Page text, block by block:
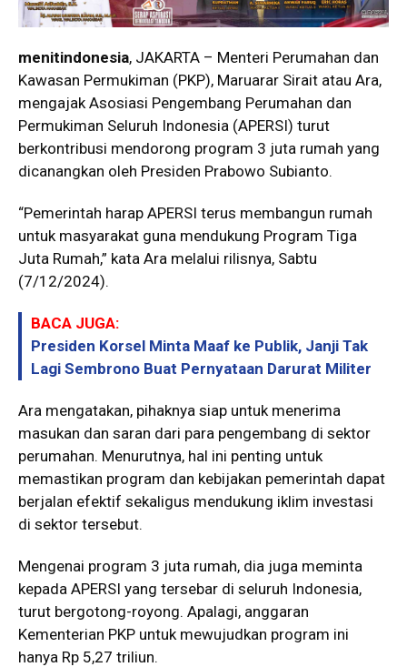
menitindonesia, JAKARTA – Menteri Perumahan dan
Kawasan Permukiman (PKP), Maruarar Sirait atau Ara,
mengajak Asosiasi Pengembang Perumahan dan
Permukiman Seluruh Indonesia (APERSI) turut
berkontribusi mendorong program 3 juta rumah yang
dicanangkan oleh Presiden Prabowo Subianto.
“Pemerintah harap APERSI terus membangun rumah
untuk masyarakat guna mendukung Program Tiga
Juta Rumah,” kata Ara melalui rilisnya, Sabtu
(7/12/2024).
BACA JUGA:
Presiden Korsel Minta Maaf ke Publik, Janji Tak
Lagi Sembrono Buat Pernyataan Darurat Militer
Ara mengatakan, pihaknya siap untuk menerima
masukan dan saran dari para pengembang di sektor
perumahan. Menurutnya, hal ini penting untuk
memastikan program dan kebijakan pemerintah dapat
berjalan efektif sekaligus mendukung iklim investasi
di sektor tersebut.
Mengenai program 3 juta rumah, dia juga meminta
kepada APERSI yang tersebar di seluruh Indonesia,
turut bergotong-royong. Apalagi, anggaran
Kementerian PKP untuk mewujudkan program ini
hanya Rp 5,27 triliun.